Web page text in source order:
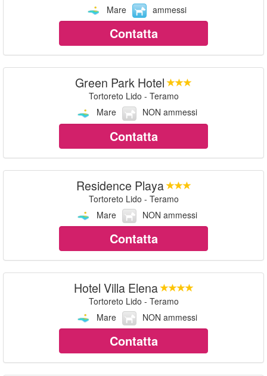
Mare
ammessi
Contatta
Green Park Hotel
Tortoreto Lido - Teramo
Mare
NON ammessi
Contatta
Residence Playa
Tortoreto Lido - Teramo
Mare
NON ammessi
Contatta
Hotel Villa Elena
Tortoreto Lido - Teramo
Mare
NON ammessi
Contatta